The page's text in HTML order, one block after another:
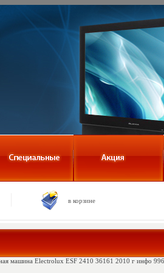
в корзине
машина Electrolux ESF 2410 36161 2010 г инфо